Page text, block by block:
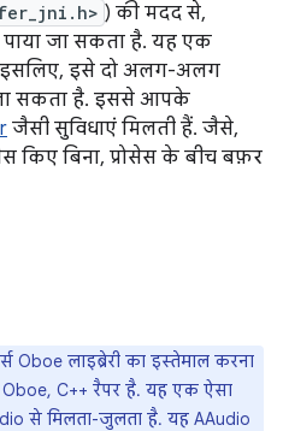
) की मदद से,
जा सकता है. यह एक
इसे दो अलग-अलग
जा सकता है. इससे आपके
जैसी सुविधाएं मिलती हैं. जैसे,
किए बिना, प्रोसेस के बीच बफ़र
Oboe लाइब्रेरी का इस्तेमाल करना
C++ रैपर है. यह एक ऐसा
से मिलता-जुलता है. यह AAudio